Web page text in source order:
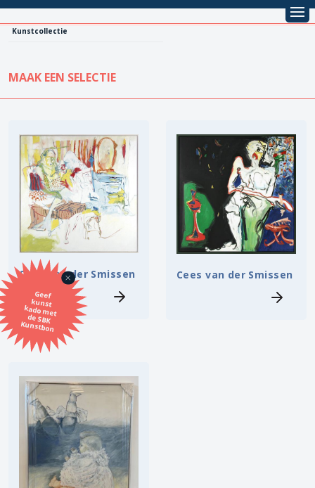
Kunstcollectie
Geef
kunst
kado met
de SBK
Kunstbon
MAAK EEN SELECTIE
KUNSTCOLLECTIE
Alle kunstwerken
Koopprijs
Vestiging
Stijl
Onderwerp
Techniek
Kunstenaar
Formaat
Orientatie
Kleur
Cees van der Smissen Cees van der Smissen